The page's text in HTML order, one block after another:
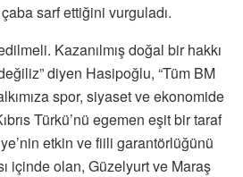
sarf ettiğini vurguladı.
Kazanılmış doğal bir hakkı
diyen Hasipoğlu, “Tüm BM
spor, siyaset ve ekonomide
Türkü’nü egemen eşit bir taraf
etkin ve fiili garantörlüğünü
içinde olan, Güzelyurt ve Maraş